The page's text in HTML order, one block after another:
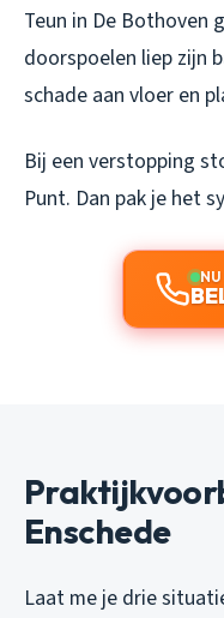
Teun in De Bothoven
doorspoelen liep zijn
schade aan vloer en
Bij een verstopping
Punt. Dan pak je het
Enschede
Laat me je drie